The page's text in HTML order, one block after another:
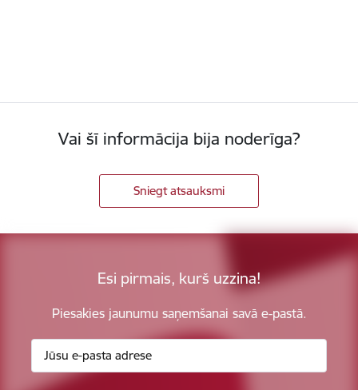
Vai šī informācija bija noderīga?
Sniegt atsauksmi
Esi pirmais, kurš uzzina!
Piesakies jaunumu saņemšanai savā e-pastā.